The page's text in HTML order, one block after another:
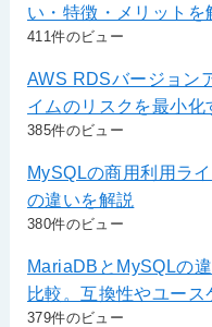
い・特徴・メリットを
411件のビュー
AWS RDSバージョン
イムのリスクを最小化
385件のビュー
MySQLの商用利用ラ
の違いを解説
380件のビュー
MariaDBとMySQLの
比較。互換性やユース
379件のビュー